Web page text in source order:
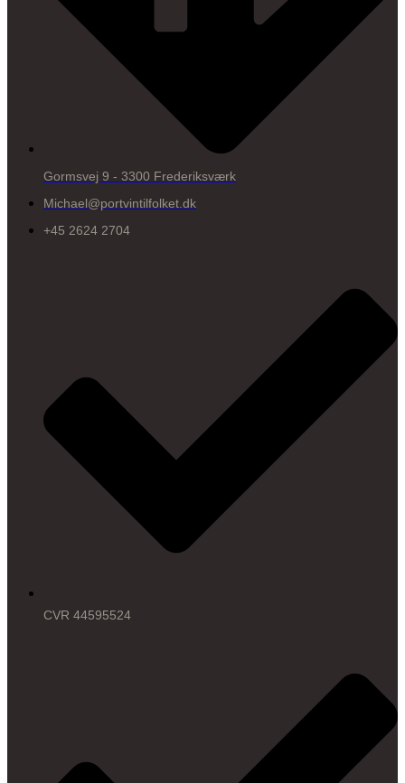
Gormsvej 9 - 3300 Frederiksværk
Michael@portvintilfolket.dk
+45 2624 2704
CVR 44595524